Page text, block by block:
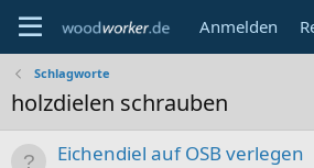
Anmelden
Schlagworte
holzdielen schrauben
Eichendiel auf OSB verlegen